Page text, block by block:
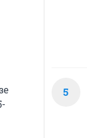
5